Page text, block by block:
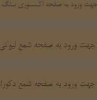
جهت ورود به صفحه شمع لیوانی
جهت ورود به صفحه شمع
ورود به صفحه اکسسوری سنگ